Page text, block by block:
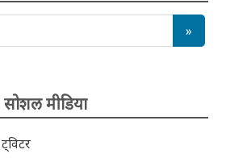
सोशल मीडिया
ट्विटर